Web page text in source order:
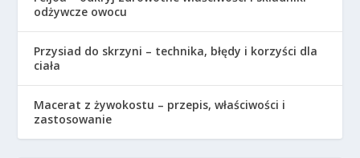
odżywcze owocu
Przysiad do skrzyni – technika, błędy i korzyści dla
ciała
Macerat z żywokostu – przepis, właściwości i
zastosowanie